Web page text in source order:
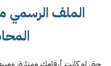
الملف الرسمي